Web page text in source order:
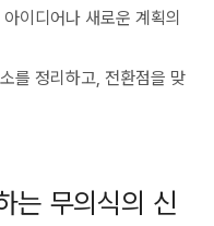
이디어나 새로운 계획의
를 정리하고, 전환점을 맞
는 무의식의 신